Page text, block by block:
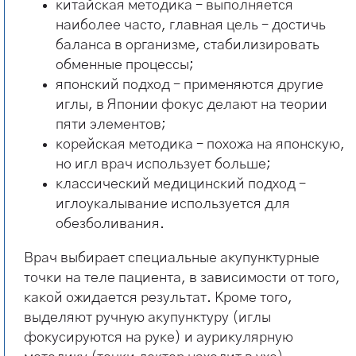
китайская методика – выполняется
наиболее часто, главная цель – достичь
баланса в организме, стабилизировать
обменные процессы;
японский подход – применяются другие
иглы, в Японии фокус делают на теории
пяти элементов;
корейская методика – похожа на японскую,
но игл врач использует больше;
классический медицинский подход –
иглоукалывание используется для
обезболивания.
Врач выбирает специальные акупунктурные
точки на теле пациента, в зависимости от того,
какой ожидается результат. Кроме того,
выделяют ручную акупунктуру (иглы
фокусируются на руке) и аурикулярную